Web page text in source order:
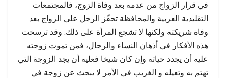
في قرار الزواج من عدمه بعد وفاة الزوج، فالمجتمعات
التقليدية العربية والمحافظة تحفّز الرجل على الزواج بعد
وفاة شريكته ولكنها لا تشجع المرأة على ذلك. وقد ترسخت
هذه الأفكار في أذهان النساء والرجال، فمن تموت زوجته
عليه أن يجدد حياته وإن كان شيخا فعليه أن يجد الزوجة التي
تهتم به وتعيله و الغريب في الأمر لا يبحث عن زوجة في